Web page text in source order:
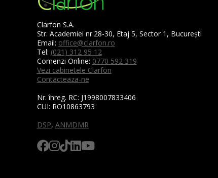
Clarfon S.A.
Str. Academiei nr.28-30, Etaj 5, Sector 1, București
Email: office@clarfon.ro
Tel: (021) 312 95 12
Comenzi Online: 0770 592 319
Vezi cabinetele Clarfon
Contacteaza-ne
Nr. înreg. RC: J1998007833406
CUI: RO10863793
DSP, ANMDMR